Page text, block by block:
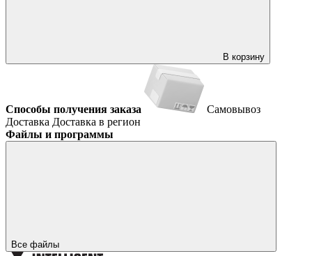
В корзину
Способы получения заказа
Самовывоз
Доставка Доставка в регион
Файлы и программы
Все файлы